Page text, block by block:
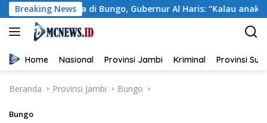
Langsung
ke
konten
Breaking News
di Bungo, Gubernur Al Haris: “Kalau anak-anakku bisa
Home Nasional Provinsi Jambi Kriminal Provinsi
Beranda Provinsi Jambi Bungo
Bungo